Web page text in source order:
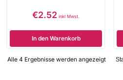
€2.52 inkl Mwst.
In den Warenkorb
Alle 4 Ergebnisse werden angezeigt